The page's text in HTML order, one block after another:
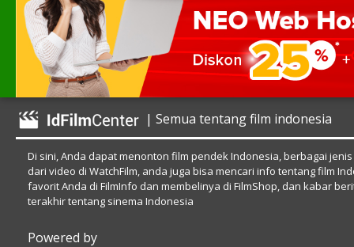
| Semua tentang film indonesia
Di sini, Anda dapat menonton film pendek Indonesia, berbagai
dari video di WatchFilm, anda juga bisa mencari info tentang film
favorit Anda di FilmInfo dan membelinya di FilmShop, dan kabar
terakhir tentang sinema Indonesia
Powered by